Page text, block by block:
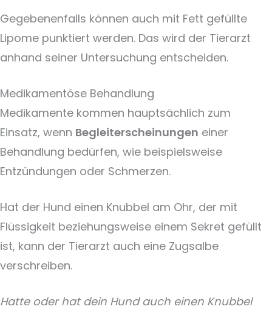
Gegebenenfalls können auch mit Fett gefüllte
Lipome punktiert werden. Das wird der Tierarzt
anhand seiner Untersuchung entscheiden.
Medikamentöse Behandlung
Medikamente kommen hauptsächlich zum
Einsatz, wenn Begleiterscheinungen einer
Behandlung bedürfen, wie beispielsweise
Entzündungen oder Schmerzen.
Hat der Hund einen Knubbel am Ohr, der mit
Flüssigkeit beziehungsweise einem Sekret gefüllt
ist, kann der Tierarzt auch eine Zugsalbe
verschreiben.
Hatte oder hat dein Hund auch einen Knubbel